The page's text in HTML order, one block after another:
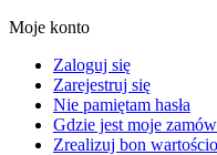
Moje konto
Zaloguj się
Zarejestruj się
Nie pamiętam hasła
Gdzie jest moje
Zrealizuj bon